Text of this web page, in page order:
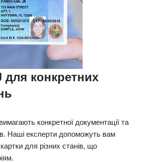
для конкретних
конкретної документації та
Наші експерти допоможуть вам
для різних станів, що